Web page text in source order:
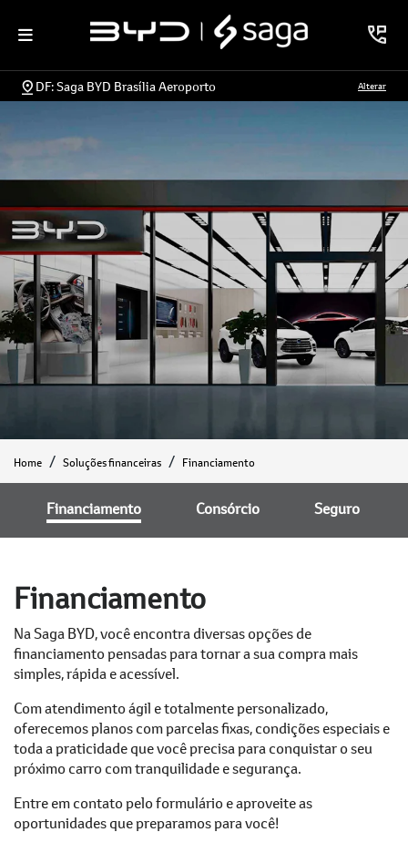
DF: Saga BYD Brasília Aeroporto Alterar
Home Soluções financeiras Financiamento
Consórcio
Financiamento Seguro
Financiamento
Na Saga BYD, você encontra diversas opções de
financiamento pensadas para tornar a sua compra mais
simples, rápida e acessível.
Com atendimento ágil e totalmente personalizado,
oferecemos planos com parcelas fixas, condições especiais e
toda a praticidade que você precisa para conquistar o seu
próximo carro com tranquilidade e segurança.
Entre em contato pelo formulário e aproveite as
oportunidades que preparamos para você!